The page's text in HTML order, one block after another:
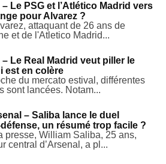
– Le PSG et l’Atlético Madrid vers
pour Alvarez ?
attaquant de 26 ans de
et de l'Atletico Madrid...
– Le Real Madrid veut piller le
est en colère
du mercato estival, différentes
sont lancées. Notam...
– Saliba lance le duel
un résumé trop facile ?
presse, William Saliba, 25 ans,
central d’Arsenal, a pl...